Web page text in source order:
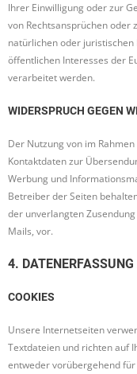
Ihrer Einwilligung oder zur
von Rechtsansprüchen oder
natürlichen oder
öffentlichen Interesses der
verarbeitet werden.
WIDERSPRUCH GEGEN
Der Nutzung von im
Kontaktdaten zur
Werbung und
Betreiber der Seiten
der unverlangten
Mails, vor.
4.
COOKIES
Unsere Internetseiten
Textdateien und richten auf
entweder vorübergehend